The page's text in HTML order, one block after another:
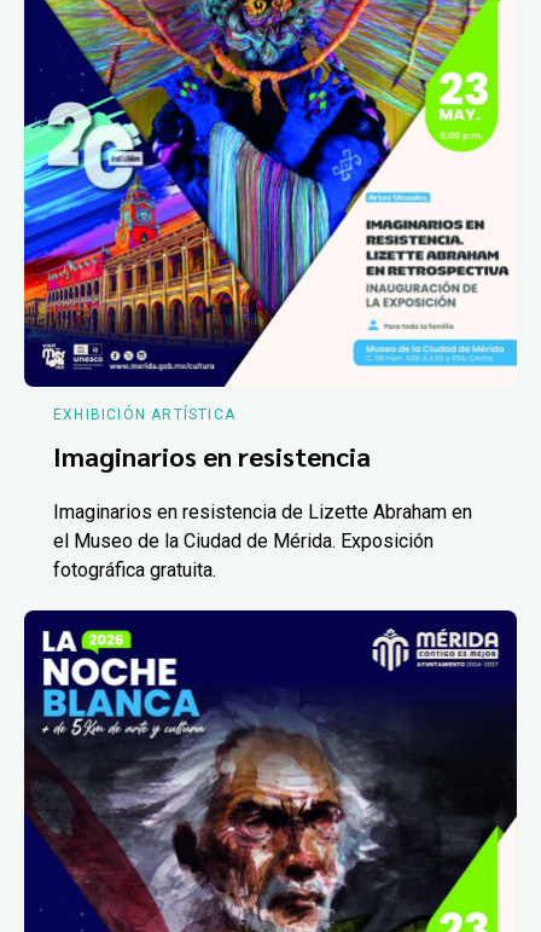
EXHIBICIÓN ARTÍSTICA
Imaginarios en resistencia
Imaginarios en resistencia de Lizette Abraham en
el Museo de la Ciudad de Mérida. Exposición
fotográfica gratuita.